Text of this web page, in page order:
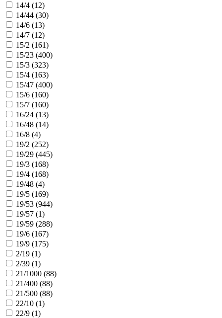
14/4 (12)
14/44 (30)
14/6 (13)
14/7 (12)
15/2 (161)
15/23 (400)
15/3 (323)
15/4 (163)
15/47 (400)
15/6 (160)
15/7 (160)
16/24 (13)
16/48 (14)
16/8 (4)
19/2 (252)
19/29 (445)
19/3 (168)
19/4 (168)
19/48 (4)
19/5 (169)
19/53 (944)
19/57 (1)
19/59 (288)
19/6 (167)
19/9 (175)
2/19 (1)
2/39 (1)
21/1000 (88)
21/400 (88)
21/500 (88)
22/10 (1)
22/9 (1)